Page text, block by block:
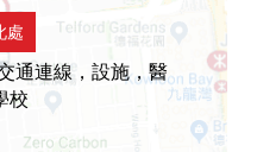
處
通連線，設施，醫
校